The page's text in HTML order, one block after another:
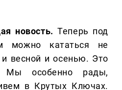
новость. Теперь под
можно кататься не
весной и осенью. Это
Мы особенно рады,
в Крутых Ключах.